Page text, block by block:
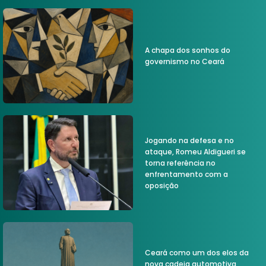
A chapa dos sonhos do
governismo no Ceará
Jogando na defesa e no
ataque, Romeu Aldigueri se
torna referência no
enfrentamento com a
oposição
Ceará como um dos elos da